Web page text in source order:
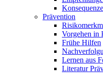
Prävention
Vorgehen in
Frühe Hilfen
Lernen aus
Literatur